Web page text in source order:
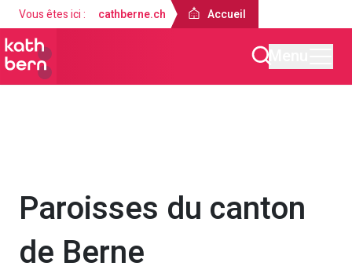
Vous êtes ici : cathberne.ch Accueil
Paroisses du canton
de Berne